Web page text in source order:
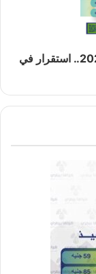
أسعار الخامات العلفية اليوم 8 أغسطس 2026.. استقرار في